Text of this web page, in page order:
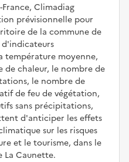
Climadiag
prévisionnelle pour
de la commune de
d'indicateurs
température moyenne,
de chaleur, le nombre de
le nombre de
de feu de végétation,
sans précipitations,
d'anticiper les effets
sur les risques
et le tourisme, dans le
La Caunette.